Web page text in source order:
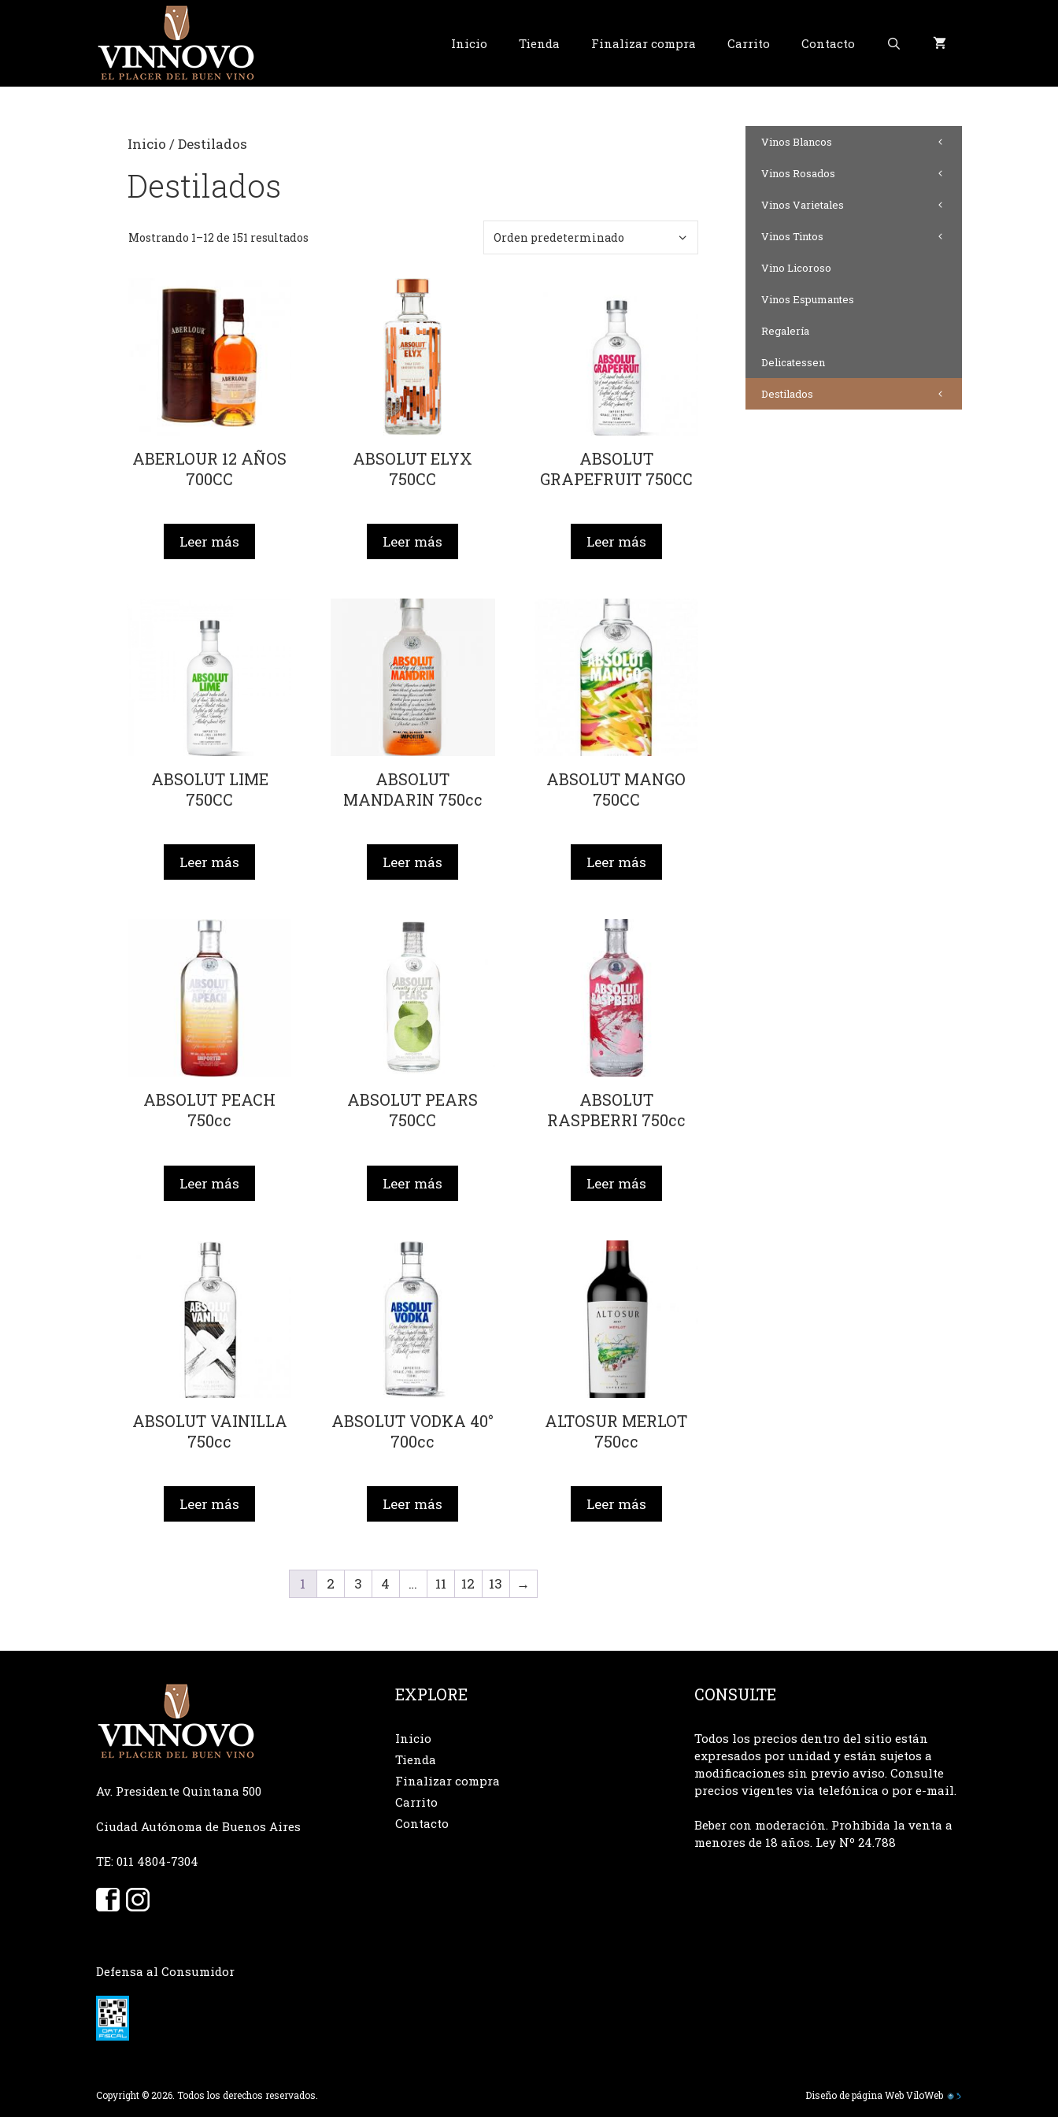
Inicio Tienda Finalizar compra Carrito Contacto
Inicio / Destilados
Destilados
Mostrando 1–12 de 151 resultados
ABERLOUR 12 AÑOS
700CC
Leer más
ABSOLUT ELYX
750CC
Leer más
ABSOLUT
GRAPEFRUIT 750CC
Leer más
ABSOLUT LIME
750CC
Leer más
ABSOLUT
MANDARIN 750cc
Leer más
ABSOLUT MANGO
750CC
Leer más
ABSOLUT PEACH
750cc
Leer más
ABSOLUT PEARS
750CC
Leer más
ABSOLUT
RASPBERRI 750cc
Leer más
ABSOLUT VAINILLA
750cc
Leer más
ABSOLUT VODKA 40°
700cc
Leer más
ALTOSUR MERLOT
750cc
Leer más
1 2 3 4 … 11 12 13 →
Vinos Blancos
Vinos Rosados
Vinos Varietales
Vinos Tintos
Vino Licoroso
Vinos Espumantes
Regalería
Delicatessen
Destilados
Av. Presidente Quintana 500
Ciudad Autónoma de Buenos Aires
TE: 011 4804-7304
Defensa al Consumidor
EXPLORE
Inicio
Tienda
Finalizar compra
Carrito
Contacto
CONSULTE
Todos los precios dentro del sitio están
expresados por unidad y están sujetos a
modificaciones sin previo aviso. Consulte
precios vigentes via telefónica o por e-mail.
Beber con moderación. Prohibida la venta a
menores de 18 años. Ley Nº 24.788
Diseño de página WebViloWeb
Copyright © 2026. Todos los derechos reservados.